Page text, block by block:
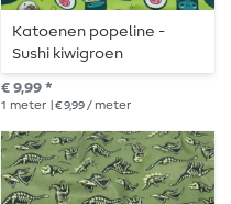
Katoenen popeline -
Sushi kiwigroen
€ 9,99 *
1 meter | € 9,99 / meter